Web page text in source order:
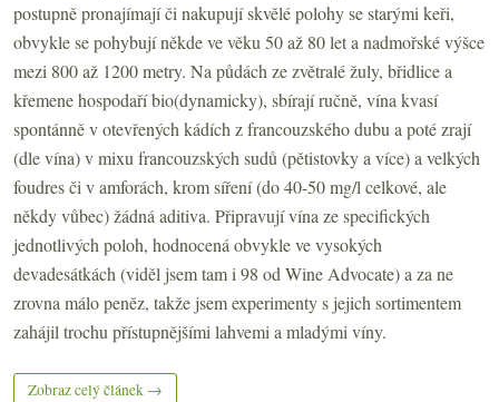
postupně pronajímají či nakupují skvělé polohy se starými keři,
obvykle se pohybují někde ve věku 50 až 80 let a nadmořské výšce
mezi 800 až 1200 metry. Na půdách ze zvětralé žuly, břidlice a
křemene hospodaří bio(dynamicky), sbírají ručně, vína kvasí
spontánně v otevřených kádích z francouzského dubu a poté zrají
(dle vína) v mixu francouzských sudů (pětistovky a více) a velkých
foudres či v amforách, krom síření (do 40-50 mg/l celkové, ale
někdy vůbec) žádná aditiva. Připravují vína ze specifických
jednotlivých poloh, hodnocená obvykle ve vysokých
devadesátkách (viděl jsem tam i 98 od Wine Advocate) a za ne
zrovna málo peněz, takže jsem experimenty s jejich sortimentem
zahájil trochu přístupnějšími lahvemi a mladými víny.
Zobraz celý článek →